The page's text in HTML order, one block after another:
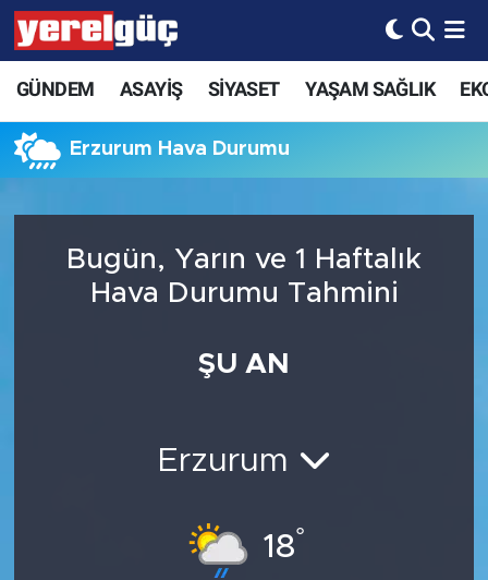
GÜNDEM ASAYİŞ SİYASET YAŞAM SAĞLIK
Erzurum Hava Durumu
Bugün, Yarın ve 1 Haftalık
Hava Durumu Tahmini
ŞU AN
Erzurum
18°